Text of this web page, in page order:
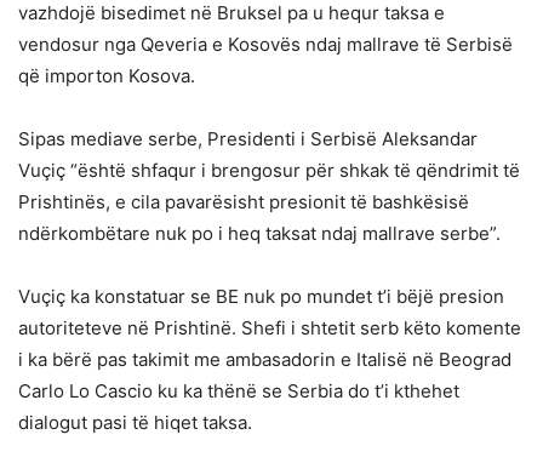
vazhdojë bisedimet në Bruksel pa u hequr taksa e
vendosur nga Qeveria e Kosovës ndaj mallrave të Serbisë
që importon Kosova.
Sipas mediave serbe, Presidenti i Serbisë Aleksandar
Vuçiç “është shfaqur i brengosur për shkak të qëndrimit të
Prishtinës, e cila pavarësisht presionit të bashkësisë
ndërkombëtare nuk po i heq taksat ndaj mallrave serbe”.
Vuçiç ka konstatuar se BE nuk po mundet t’i bëjë presion
autoriteteve në Prishtinë. Shefi i shtetit serb këto komente
i ka bërë pas takimit me ambasadorin e Italisë në Beograd
Carlo Lo Cascio ku ka thënë se Serbia do t’i kthehet
dialogut pasi të hiqet taksa.